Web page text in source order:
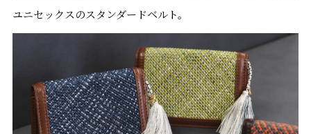
ユニセックスのスタンダードベルト。